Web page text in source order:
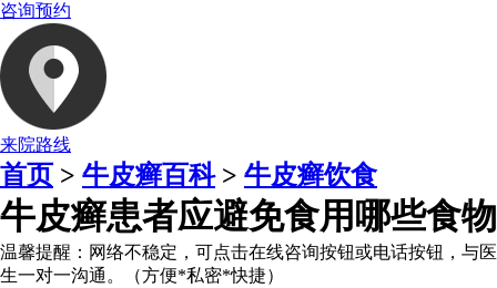
咨询预约
来院路线
首页 > 牛皮癣百科> 牛皮癣饮食
牛皮癣患者应避免食用哪些食物
温馨提醒： 网络不稳定，可点击在线咨询按钮或电话按钮，与医
生一对一沟通。（方便*私密*快捷）